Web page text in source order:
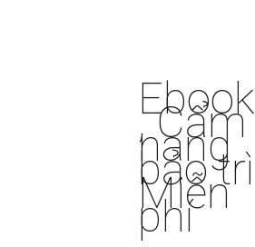
Ebook
, Cẩm
nang
bảo trì
Miễn
phí